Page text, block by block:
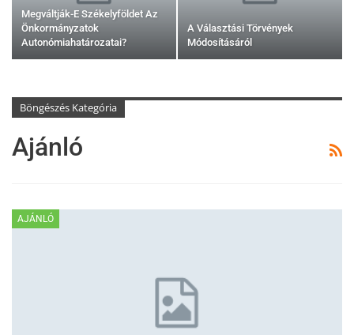
Megváltják-E Székelyföldet Az
Önkormányzatok
Autonómiahatározatai?
A Választási Törvények
Módosításáról
Böngészés Kategória
Ajánló
AJÁNLÓ